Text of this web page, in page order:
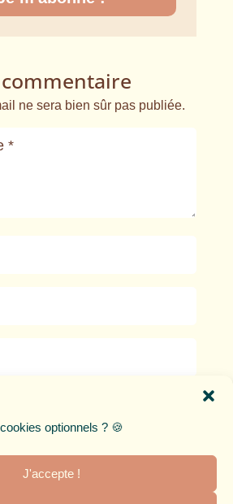
optionnels ? 🍪
J'accepte !
ne sera bien sûr pas publiée.